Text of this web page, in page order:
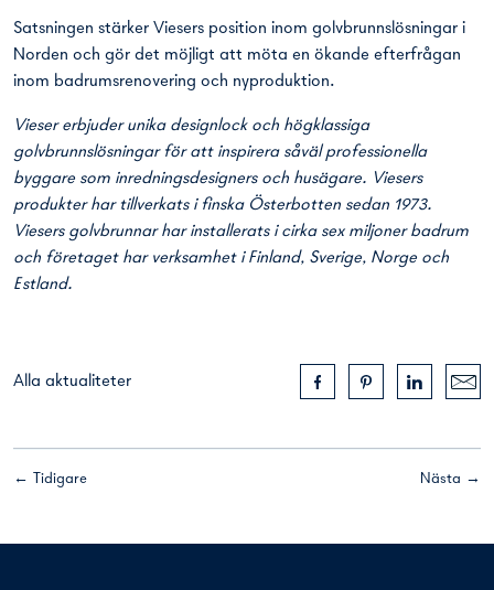
Satsningen stärker Viesers position inom golvbrunnslösningar i
Norden och gör det möjligt att möta en ökande efterfrågan
inom badrumsrenovering och nyproduktion.
Vieser erbjuder unika designlock och högklassiga
golvbrunnslösningar för att inspirera såväl professionella
byggare som inredningsdesigners och husägare. Viesers
produkter har tillverkats i finska Österbotten sedan 1973.
Viesers golvbrunnar har installerats i cirka sex miljoner badrum
och företaget har verksamhet i Finland, Sverige, Norge och
Estland.
Alla aktualiteter
Nästa →
← Tidigare